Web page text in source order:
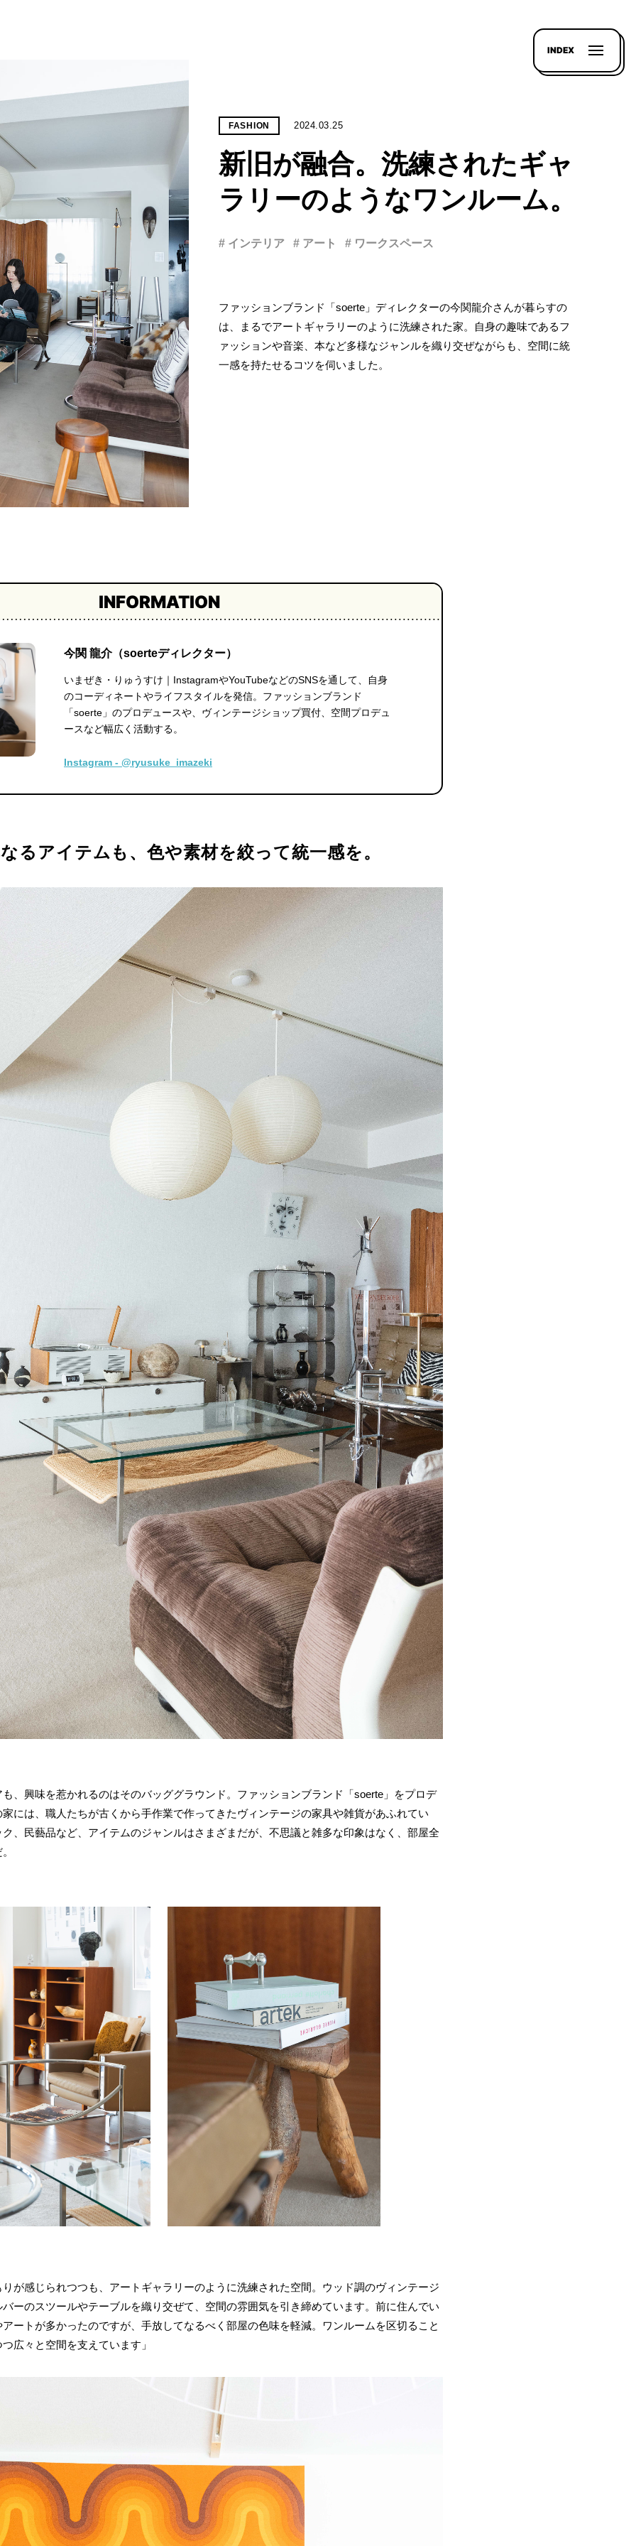
INDEX
FASHION 2024.03.25
新旧が融合。洗練されたギャ
ラリーのようなワンルーム。
# インテリア # アート # ワークスペース
ファッションブランド「soerte」ディレクターの今関龍介さんが暮らすの
は、まるでアートギャラリーのように洗練された家。自身の趣味であるフ
ァッションや音楽、本など多様なジャンルを織り交ぜながらも、空間に統
一感を持たせるコツを伺いました。
INFORMATION
今関 龍介（soerteディレクター）
いまぜき・りゅうすけ｜InstagramやYouTubeなどのSNSを通して、自身
のコーディネートやライフスタイルを発信。ファッションブランド
「soerte」のプロデュースや、ヴィンテージショップ買付、空間プロデュ
ースなど幅広く活動する。
Instagram - @ryusuke_imazeki
るアイテムも、色や素材を絞って統一感を。
、興味を惹かれるのはそのバッググラウンド。ファッションブランド「soerte」をプロデ
には、職人たちが古くから手作業で作ってきたヴィンテージの家具や雑貨があふれてい
、民藝品など、アイテムのジャンルはさまざまだが、不思議と雑多な印象はなく、部屋全
りが感じられつつも、アートギャラリーのように洗練された空間。ウッド調のヴィンテージ
ーのスツールやテーブルを織り交ぜて、空間の雰囲気を引き締めています。前に住んでい
ートが多かったのですが、手放してなるべく部屋の色味を軽減。ワンルームを区切ること
広々と空間を支えています」